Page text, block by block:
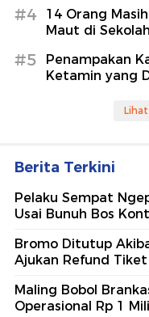
#4
14 Orang
Maut di
#5
Penampakan
Ketamin yang
Berita Terkini
Pelaku Sempat
Usai Bunuh Bos
Bromo Ditutup
Ajukan Refund Tiket
Maling Bobol
Operasional Rp 1